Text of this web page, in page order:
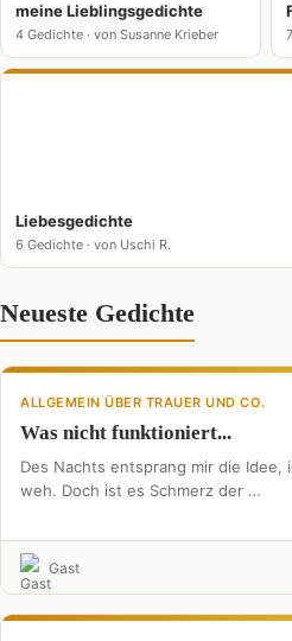
meine Lieblingsgedichte
4 Gedichte · von Susanne Krieber
Liebesgedichte
6 Gedichte · von Uschi R.
Neueste Gedichte
ALLGEMEIN ÜBER TRAUER UND CO.
Was nicht funktioniert...
Des Nachts entsprang mir die
weh. Doch ist es Schmerz der …
Gast